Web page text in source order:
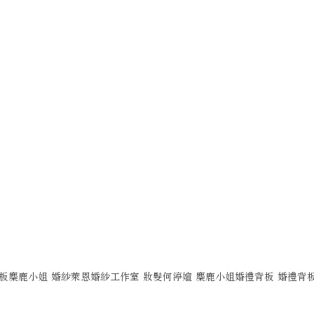
麋鹿小姐 婚紗萊恩婚紗工作室 妝髮何渟媗 麋鹿小姐婚禮背板 婚禮背